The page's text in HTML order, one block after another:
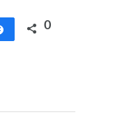
Compartir
0